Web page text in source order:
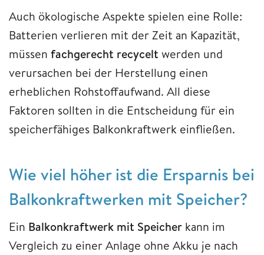
Auch ökologische Aspekte spielen eine Rolle:
Batterien verlieren mit der Zeit an Kapazität,
müssen fachgerecht recycelt werden und
verursachen bei der Herstellung einen
erheblichen Rohstoffaufwand. All diese
Faktoren sollten in die Entscheidung für ein
speicherfähiges Balkonkraftwerk einfließen.
Wie viel höher ist die Ersparnis bei
Balkonkraftwerken mit Speicher?
Ein Balkonkraftwerk mit Speicher kann im
Vergleich zu einer Anlage ohne Akku je nach